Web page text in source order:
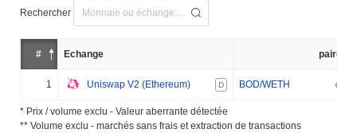
Rechercher
# Échange paire
1 Uniswap V2 (Ethereum) D BOD/WETH
* Prix ​​/ volume exclu - Valeur aberrante détectée
** Volume exclu - marchés sans frais et extraction de transactions